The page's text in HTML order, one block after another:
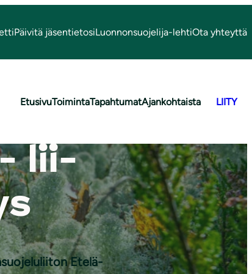
Päivitä jäsentietosiLuonnonsuojelija-lehtiOta yhteyttä
EtusivuToimintaTapahtumatAjankohtaista LIITY
lii­
Etelä-
Kuva: Paul
Stevens